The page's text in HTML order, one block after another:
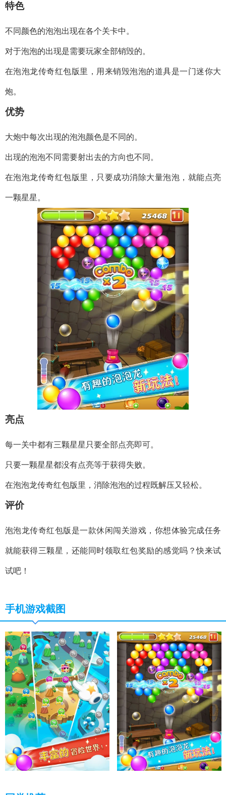
特色
不同颜色的泡泡出现在各个关卡中。
对于泡泡的出现是需要玩家全部销毁的。
在泡泡龙传奇红包版里，用来销毁泡泡的道具是一门迷你大
炮。
优势
大炮中每次出现的泡泡颜色是不同的。
出现的泡泡不同需要射出去的方向也不同。
在泡泡龙传奇红包版里，只要成功消除大量泡泡，就能点亮
一颗星星。
亮点
每一关中都有三颗星星只要全部点亮即可。
只要一颗星星都没有点亮等于获得失败。
在泡泡龙传奇红包版里，消除泡泡的过程既解压又轻松。
评价
泡泡龙传奇红包版是一款休闲闯关游戏，你想体验完成任务
就能获得三颗星，还能同时领取红包奖励的感觉吗？快来试
试吧！
手机游戏截图